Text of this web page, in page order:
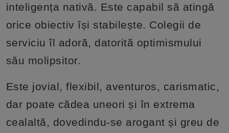
inteligența nativă. Este capabil să atingă
orice obiectiv își stabilește. Colegii de
serviciu îl adoră, datorită optimismului
său molipsitor.
Este jovial, flexibil, aventuros, carismatic,
dar poate cădea uneori și în extrema
cealaltă, dovedindu-se arogant și greu de